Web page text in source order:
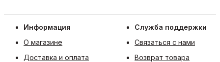
Информация
О магазине
Доставка и оплата
Служба поддержки
Связаться с нами
Возврат товара